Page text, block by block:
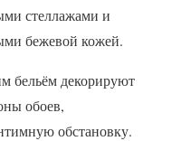
стеллажами и
бежевой кожей.
бельём декорируют
обоев,
обстановку.